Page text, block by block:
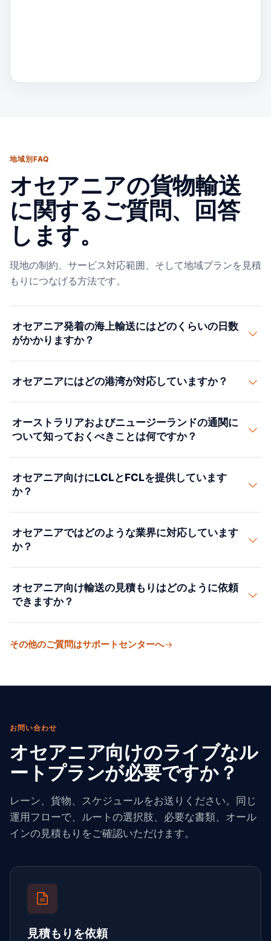
地域別FAQ
オセアニアの貨物輸送
に関するご質問、回答
します。
現地の制約、サービス対応範囲、そして地域プランを見積
もりにつなげる方法です。
オセアニア発着の海上輸送にはどのくらいの日数
がかかりますか？
では約14〜25日です。米国西海岸からオーストラリアま
では18〜28日かかります。ヨーロッパからオーストラリ
アまでは30〜45日です。オーストラリアとニュージーラ
ンド間のトランス・タスマン輸送は5〜10日かかりま
オセアニアにはどの港湾が対応していますか？
ルボルン、ブリスベン、フリーマントルのほか、ニュー
ジーランドのオークランドとタウランガです。メルボル
ンとシドニーが最大の取扱量を扱っています。ルーティ
ングは出発地と最終目的地によって決まります。
オーストラリアおよびニュージーランドの通関に
ついて知っておくべきことは何ですか？
す。木材梱包、食品、天然素材は検査および処理の要件
の対象となります。当社の通関業者パートナーが通関を
管理し、保留を避けるために検疫と書類についてアドバ
イスします。
オセアニア向けにLCLとFCLを提供しています
か？
ンも手配します。定期的な混載サービスが少量貨物向け
のLCLをサポートし、FCLは通常、より大量の貨物に対
してより経済的です。お客様の貨物に適した輸送モード
のマッチングをお手伝いします。
オセアニアではどのような業界に対応しています
か？
物資を支援しています。主要な製造地域からの距離があ
るため、信頼性の高いスケジューリングが重要です。
オセアニア向け輸送の見積もりはどのように依頼
できますか？
もりフォームにご入力ください。通常、数営業時間以内
その他のご質問はサポートセンターへ
お問い合わせ
オセアニア向けのライブなル
ートプランが必要ですか？
レーン、貨物、スケジュールをお送りください。同じ
運用フローで、ルートの選択肢、必要な書類、オール
インの見積もりをご確認いただけます。
見積もりを依頼